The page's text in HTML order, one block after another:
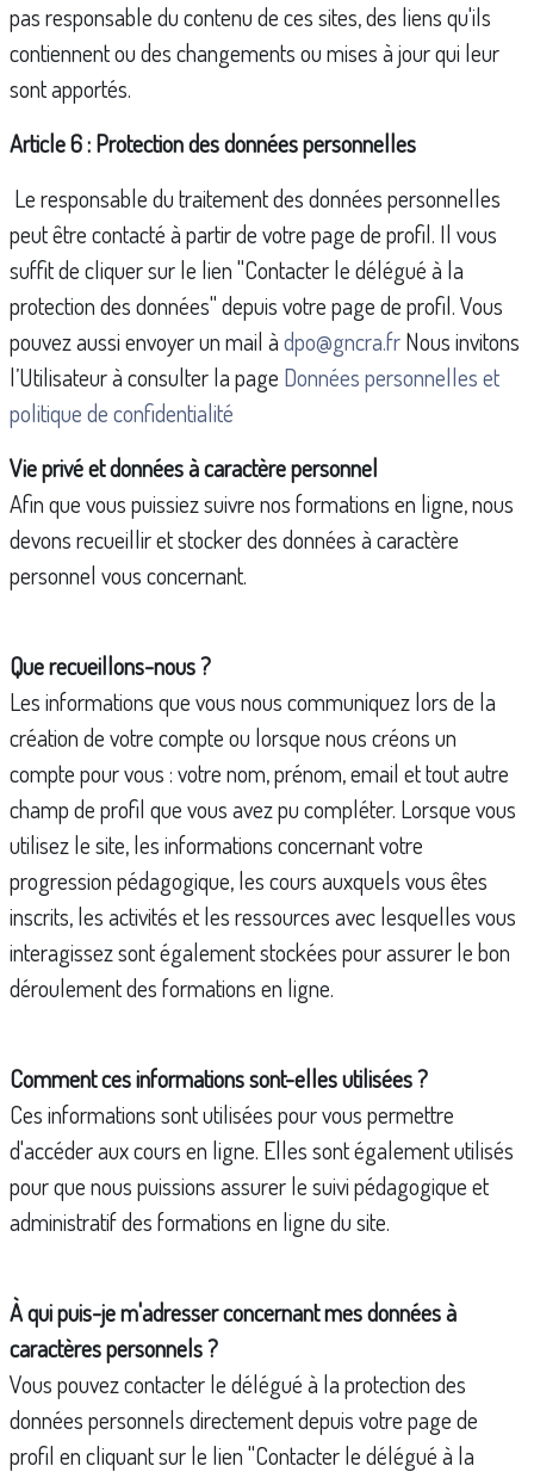
pas responsable du contenu de ces sites, des liens qu'ils
contiennent ou des changements ou mises à jour qui leur
sont apportés.
Article 6 : Protection des données personnelles
Le responsable du traitement des données personnelles
peut être contacté à partir de votre page de profil. Il vous
suffit de cliquer sur le lien "Contacter le délégué à la
protection des données" depuis votre page de profil. Vous
pouvez aussi envoyer un mail àdpo@gncra.frNous invitons
l’Utilisateur à consulter la page Données personnelles et
politique de confidentialité
Vie privé et données à caractère personnel
Afin que vous puissiez suivre nos formations en ligne, nous
devons recueillir et stocker des données à caractère
personnel vous concernant.
Que recueillons-nous ?
Les informations que vous nous communiquez lors de la
création de votre compte ou lorsque nous créons un
compte pour vous : votre nom, prénom, email et tout autre
champ de profil que vous avez pu compléter. Lorsque vous
utilisez le site, les informations concernant votre
progression pédagogique, les cours auxquels vous êtes
inscrits, les activités et les ressources avec lesquelles vous
interagissez sont également stockées pour assurer le bon
déroulement des formations en ligne.
Comment ces informations sont-elles utilisées ?
Ces informations sont utilisées pour vous permettre
d'accéder aux cours en ligne. Elles sont également utilisés
pour que nous puissions assurer le suivi pédagogique et
administratif des formations en ligne du site.
À qui puis-je m'adresser concernant mes données à
caractères personnels ?
Vous pouvez contacter le délégué à la protection des
données personnels directement depuis votre page de
profil en cliquant sur le lien "Contacter le délégué à la